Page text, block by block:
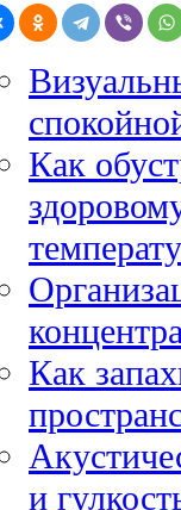
Как
Как
и